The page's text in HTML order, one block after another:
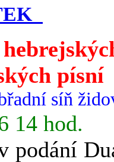
písní
síň
14 hod.
podání